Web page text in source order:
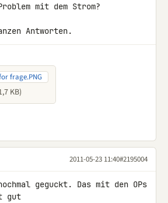
mit dem Strom?
Antworten.
KB)
2011-05-23 11:40#2195004
geguckt. Das mit den OPs
gut